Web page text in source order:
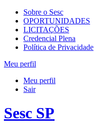
Sobre o Sesc
OPORTUNIDADES
LICITAÇÕES
Credencial Plena
Política de Privacidade
Meu perfil
Meu perfil
Sair
Sesc SP